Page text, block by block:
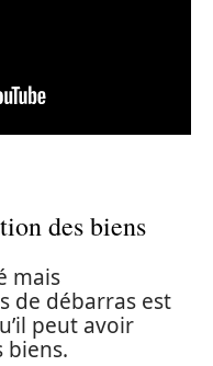
des biens
mais
de débarras est
peut avoir
biens.